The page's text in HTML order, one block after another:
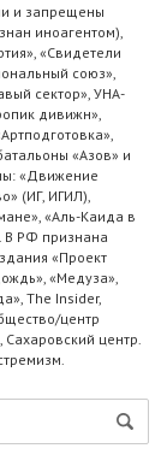
и запрещены
иноагентом),
«Свидетели
союз»,
сектор», УНА-
дивижн»,
«Азов» и
«Движение
(ИГ, ИГИЛ),
«Аль-Каида в
В РФ признана
«Проект
«Медуза»,
The Insider,
центр
центр.